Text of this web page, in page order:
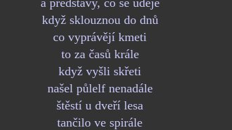
když sklouznou do dnů
co vyprávějí kmeti
to za časů krále
když vyšli skřeti
našel půlelf nenadále
štěstí u dveří lesa
tančilo ve spirále